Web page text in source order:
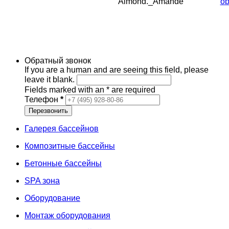
Обратный звонок
If you are a human and are seeing this field, please
leave it blank.
Fields marked with an * are required
Телефон *
Галерея бассейнов
Композитные бассейны
Бетонные бассейны
SPA зона
Оборудование
Монтаж оборудования